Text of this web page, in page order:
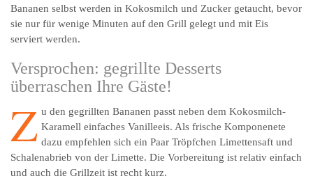
Bananen selbst werden in Kokosmilch und Zucker getaucht, bevor
sie nur für wenige Minuten auf den Grill gelegt und mit Eis
serviert werden.
Versprochen: gegrillte Desserts
überraschen Ihre Gäste!
Z u den gegrillten Bananen passt neben dem Kokosmilch-
Karamell einfaches Vanilleeis. Als frische Komponenete
dazu empfehlen sich ein Paar Tröpfchen Limettensaft und
Schalenabrieb von der Limette. Die Vorbereitung ist relativ einfach
und auch die Grillzeit ist recht kurz.